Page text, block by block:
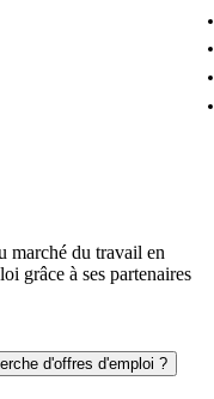
marché du travail en
grâce à ses partenaires
d'offres d'emploi ?